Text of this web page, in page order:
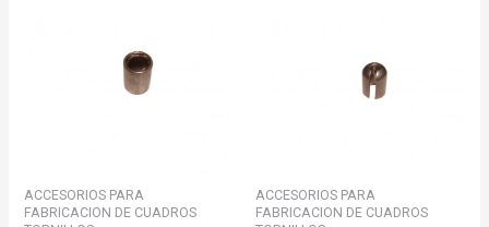
ACCESORIOS PARA
FABRICACION DE CUADROS
ACCESORIOS PARA
FABRICACION DE CUADROS